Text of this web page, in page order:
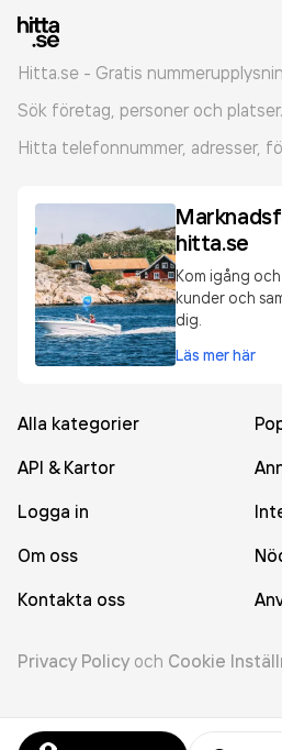
Hitta.se - Gratis
Sök företag, personer och platser.
Hitta telefonnummer, adresser,
hitta.se
Kom igång
kunder och
dig.
Läs mer här
Alla kategorier
API & Kartor
Logga in
Om oss
Kontakta oss
Privacy Policy och Cookie